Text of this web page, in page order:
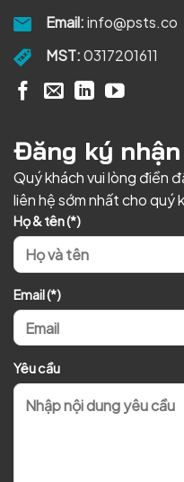
Email:info@psts.co
MST:0317201611
Đăng ký
Quý khách vui lòng điền
liên hệ sớm nhất cho quý
Họ & tên (*)
Email (*)
Yêu cầu